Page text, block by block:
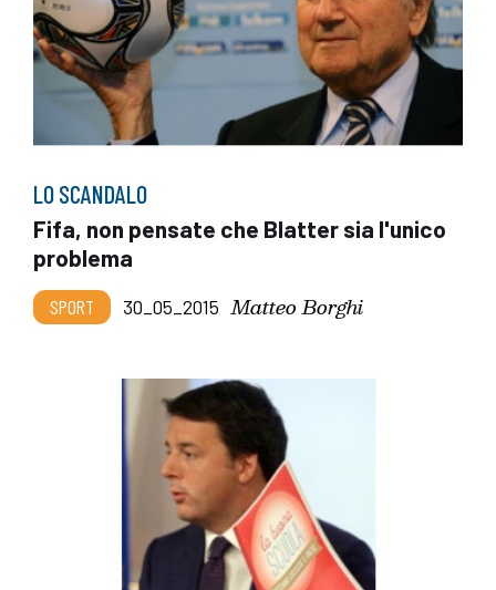
LO SCANDALO
Fifa, non pensate che Blatter sia l'unico
problema
SPORT 30_05_2015 Matteo Borghi